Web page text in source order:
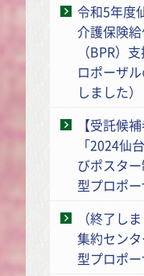
令和5年度
介護保険
（BPR）
ロポーザ
しました）
【受託候
「2024仙
びポスタ
型プロポ
（終了し
集約セン
型プロポ